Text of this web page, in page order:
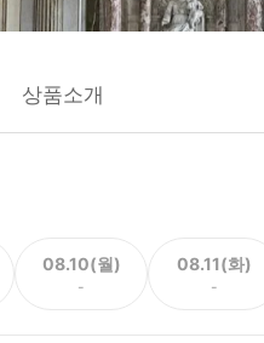
상품소개
08.10(월)
-
08.11(화)
-